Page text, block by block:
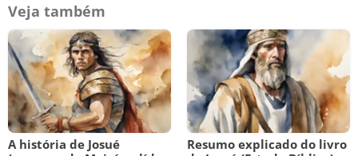
Veja também
A história de Josué
Resumo explicado do livro